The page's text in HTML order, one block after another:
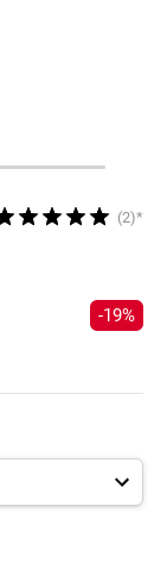
(2)*
-19%